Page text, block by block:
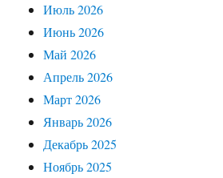
Июль 2026
Июнь 2026
Май 2026
Апрель 2026
Март 2026
Январь 2026
Декабрь 2025
Ноябрь 2025